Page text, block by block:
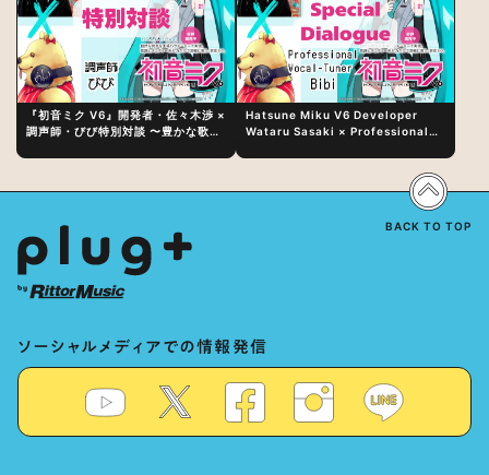
『初音ミク V6』開発者・佐々木渉 ×
調声師・びび特別対談 〜豊かな歌声
Hatsune Miku V6 Developer
Wataru Sasaki × Professional
Vocal Expression Lies in “Love
for the singing characters” and
ソーシャルメディアでの情報発信
BACK TO TOP